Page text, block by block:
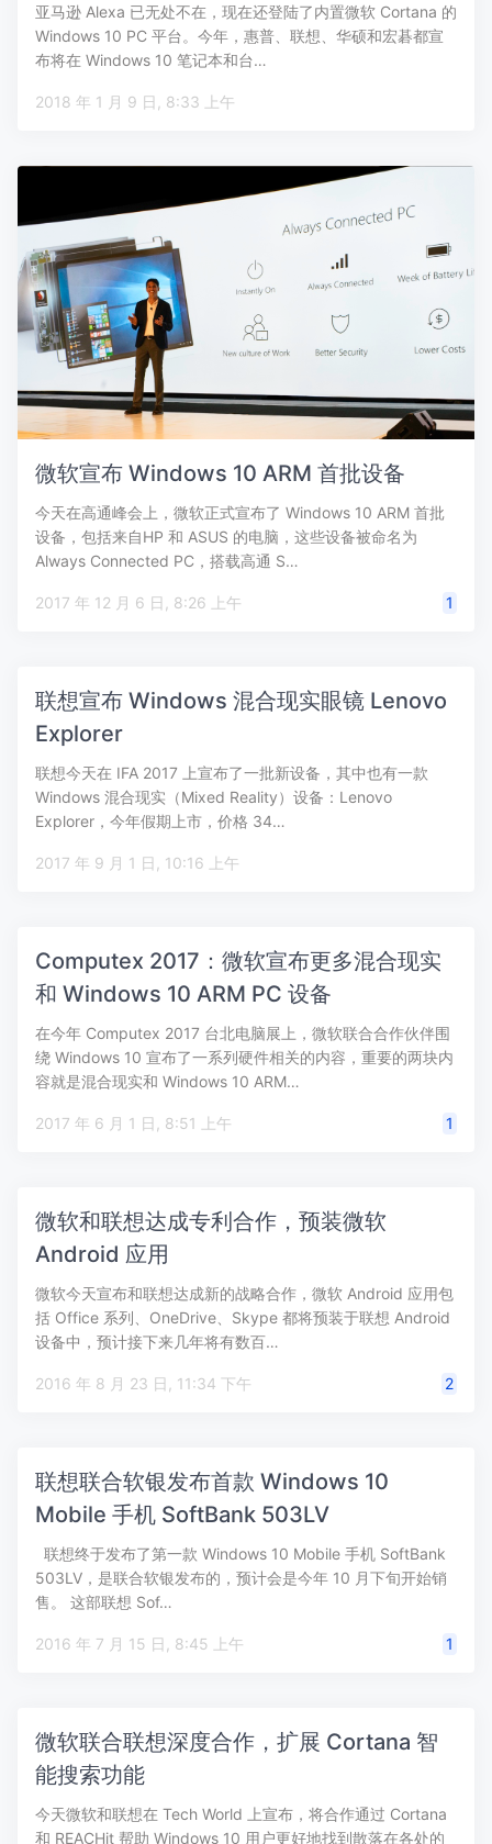
亚马逊 Alexa 已无处不在，现在还登陆了内置微软 Cortana 的
Windows 10 PC 平台。今年，惠普、联想、华硕和宏碁都宣
布将在 Windows 10 笔记本和台…
2018 年 1 月 9 日, 8:33 上午
微软宣布 Windows 10 ARM 首批设备
今天在高通峰会上，微软正式宣布了 Windows 10 ARM 首批
设备，包括来自HP 和 ASUS 的电脑，这些设备被命名为
Always Connected PC，搭载高通 S…
2017 年 12 月 6 日, 8:26 上午 1
联想宣布 Windows 混合现实眼镜 Lenovo
Explorer
联想今天在 IFA 2017 上宣布了一批新设备，其中也有一款
Windows 混合现实（Mixed Reality）设备：Lenovo
Explorer，今年假期上市，价格 34…
2017 年 9 月 1 日, 10:16 上午
Computex 2017：微软宣布更多混合现实
和 Windows 10 ARM PC 设备
在今年 Computex 2017 台北电脑展上，微软联合合作伙伴围
绕 Windows 10 宣布了一系列硬件相关的内容，重要的两块内
容就是混合现实和 Windows 10 ARM…
2017 年 6 月 1 日, 8:51 上午 1
微软和联想达成专利合作，预装微软
Android 应用
微软今天宣布和联想达成新的战略合作，微软 Android 应用包
括 Office 系列、OneDrive、Skype 都将预装于联想 Android
设备中，预计接下来几年将有数百…
2016 年 8 月 23 日, 11:34 下午 2
联想联合软银发布首款 Windows 10
Mobile 手机 SoftBank 503LV
联想终于发布了第一款 Windows 10 Mobile 手机 SoftBank
503LV，是联合软银发布的，预计会是今年 10 月下旬开始销
售。 这部联想 Sof…
2016 年 7 月 15 日, 8:45 上午 1
微软联合联想深度合作，扩展 Cortana 智
能搜索功能
今天微软和联想在 Tech World 上宣布，将合作通过 Cortana
和 REACHit 帮助 Windows 10 用户更好地找到散落在各处的